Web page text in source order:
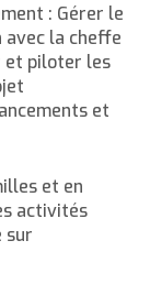
: Gérer le
la cheffe
et piloter les
et
et en
activités
sur